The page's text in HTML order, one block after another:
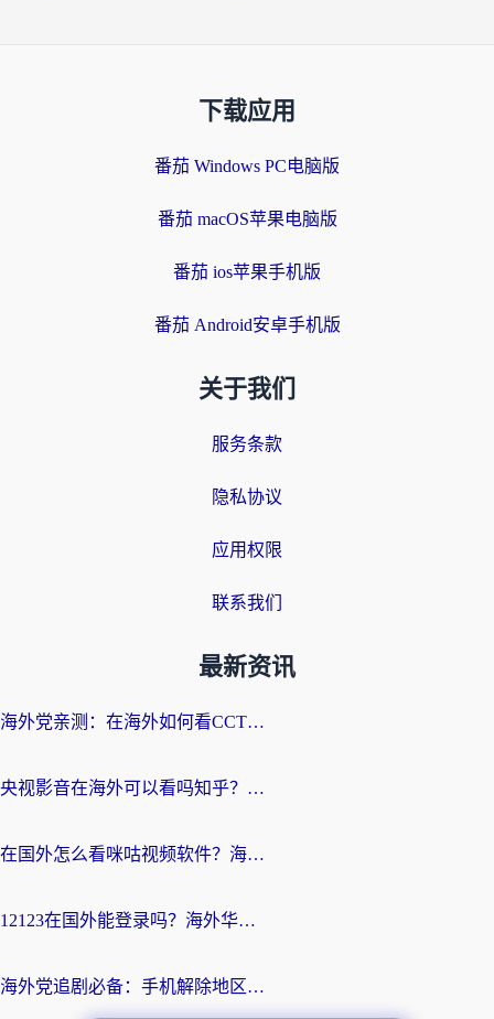
下载应用
番茄 Windows PC电脑版
番茄 macOS苹果电脑版
番茄 ios苹果手机版
番茄 Android安卓手机版
关于我们
服务条款
隐私协议
应用权限
联系我们
最新资讯
海外党亲测：在海外如何看CCTV？告别“仅限大陆播放”的实用指南
央视影音在海外可以看吗知乎？留学生亲测：3步解决地域限制+追剧自由
在国外怎么看咪咕视频软件？海外党亲测有效的回国加速方案
12123在国外能登录吗？海外华人必看的回国加速实用指南
海外党追剧必备：手机解除地区限制app怎么选？解决央视视频&国内剧地区限制全指南